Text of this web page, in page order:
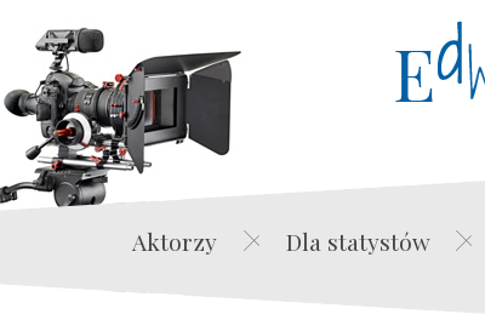
Aktorzy Dla statystów